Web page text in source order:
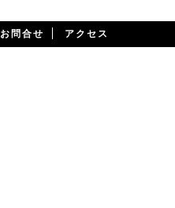
お問合せ アクセス